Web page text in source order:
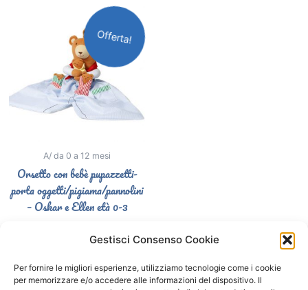
Gestisci Consenso Cookie
Per fornire le migliori esperienze, utilizziamo tecnologie come i cookie
per memorizzare e/o accedere alle informazioni del dispositivo. Il
Offerta!
A/ da 0 a 12 mesi
Orsetto con bebè pupazzetti-
porta oggetti/pigiama/pannolini
– Oskar e Ellen età 0-3
prezzo
originale
era:
34,90€.
Il
prezzo
attuale
24,90€.